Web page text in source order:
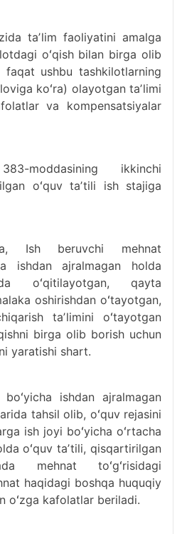
taʼlim faoliyatini amalga
oʻqish bilan birga olib
ushbu tashkilotlarning
koʻra) olayotgan taʼlimi
va kompensatsiyalar
moddasining ikkinchi
oʻquv taʼtili ish stajiga
Ish beruvchi mehnat
ishdan ajralmagan holda
oʻqitilayotgan, qayta
oshirishdan oʻtayotgan,
taʼlimini oʻtayotgan
birga olib borish uchun
yaratishi shart.
ishdan ajralmagan
tahsil olib, oʻquv rejasini
ish joyi boʻyicha oʻrtacha
oʻquv taʼtili, qisqartirilgan
mehnat toʻgʻrisidagi
haqidagi boshqa huquqiy
oʻzga kafolatlar beriladi.